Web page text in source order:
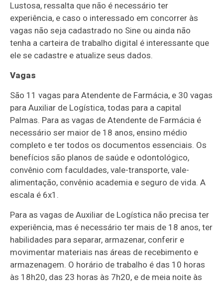
Lustosa, ressalta que não é necessário ter
experiência, e caso o interessado em concorrer às
vagas não seja cadastrado no Sine ou ainda não
tenha a carteira de trabalho digital é interessante que
ele se cadastre e atualize seus dados.
Vagas
São 11 vagas para Atendente de Farmácia, e 30 vagas
para Auxiliar de Logística, todas para a capital
Palmas. Para as vagas de Atendente de Farmácia é
necessário ser maior de 18 anos, ensino médio
completo e ter todos os documentos essenciais. Os
benefícios são planos de saúde e odontológico,
convênio com faculdades, vale-transporte, vale-
alimentação, convênio academia e seguro de vida. A
escala é 6x1.
Para as vagas de Auxiliar de Logística não precisa ter
experiência, mas é necessário ter mais de 18 anos, ter
habilidades para separar, armazenar, conferir e
movimentar materiais nas áreas de recebimento e
armazenagem. O horário de trabalho é das 10 horas
às 18h20, das 23 horas às 7h20, e de meia noite às